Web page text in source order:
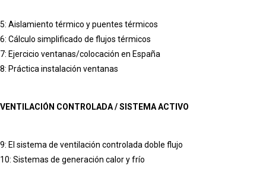
5: Aislamiento térmico y puentes térmicos
6: Cálculo simplificado de flujos térmicos
7: Ejercicio ventanas/colocación en España
8: Práctica instalación ventanas
VENTILACIÓN CONTROLADA / SISTEMA ACTIVO
9: El sistema de ventilación controlada doble flujo
10: Sistemas de generación calor y frío